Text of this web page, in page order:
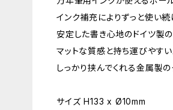
インク補充によりずっと使い続
安定した書き心地のドイツ製
マットな質感と持ち運びやす
しっかり挟んでくれる金属製の
サイズ H133 x Ø10mm